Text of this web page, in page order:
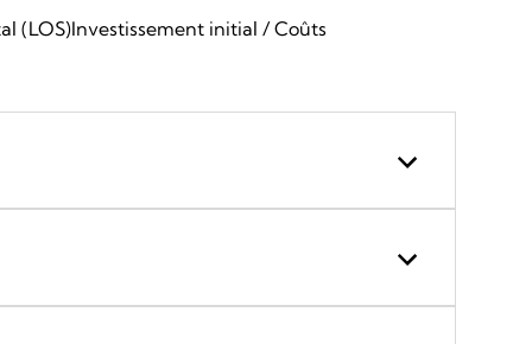
(LOS)Investissement initial / Coûts